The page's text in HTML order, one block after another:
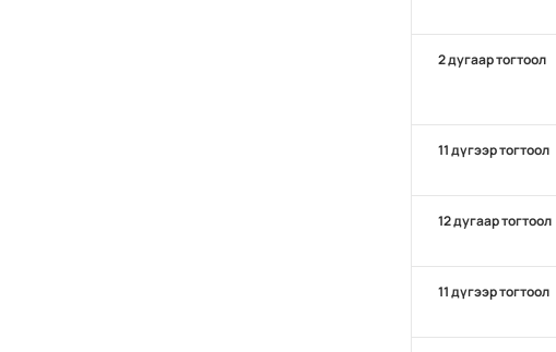
2 дугаар тогтоол
11 дүгээр тогтоол
12 дугаар тогтоол
11 дүгээр тогтоол